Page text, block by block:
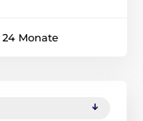
24 Monate